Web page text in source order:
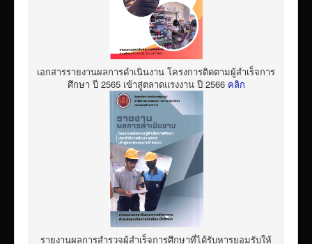
เอกสารรายงานผลการดำเนินงาน โครงการติดตามผู้สำเร็จการ
ศึกษา ปี 2565 เข้าสู่ตลาดแรงงาน ปี 2566 คลิก
รายงานผลการสำรวจผู้สำเร็จการศึกษาที่ได้รับหารยอมรับให้